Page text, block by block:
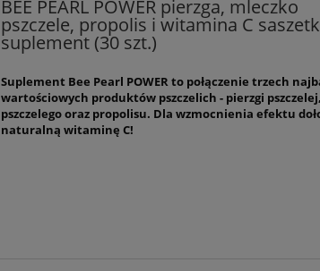
BEE PEARL POWER pierzga, mleczko
pszczele, propolis i witamina C
suplement (30 szt.)
Suplement Bee Pearl POWER to połączenie trzech
wartościowych produktów pszczelich - pierzgi
pszczelego oraz propolisu. Dla wzmocnienia efektu
naturalną witaminę C!